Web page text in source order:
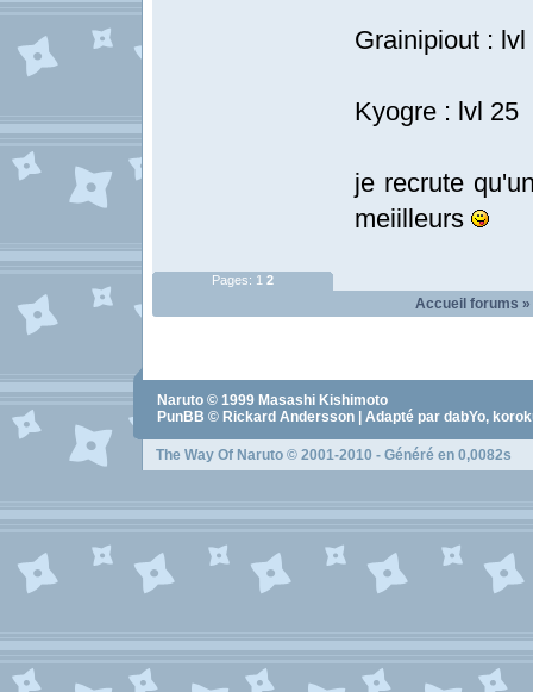
Grainipiout : lvl
Kyogre : lvl 25
je recrute
meiilleurs
Pages: 1 2
Accueil forums »
Naruto © 1999 Masashi Kishimoto
PunBB © Rickard Andersson | Adapté par dabYo,
The Way Of Naruto © 2001-2010 - Généré en 0,0082s